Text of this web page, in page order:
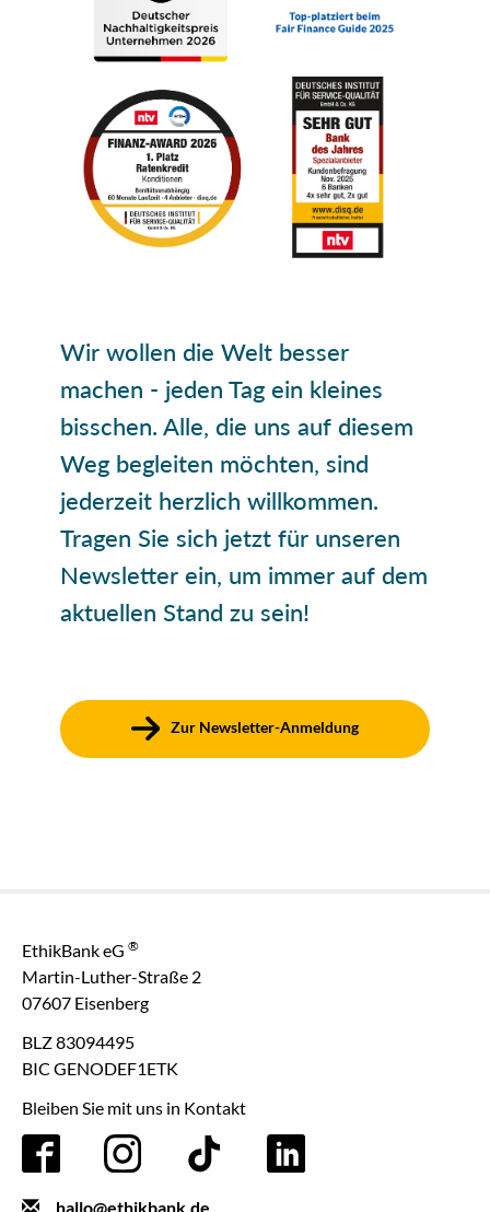
Wir wollen die Welt besser
machen - jeden Tag ein kleines
bisschen. Alle, die uns auf diesem
Weg begleiten möchten, sind
jederzeit herzlich willkommen.
Tragen Sie sich jetzt für unseren
Newsletter ein, um immer auf dem
aktuellen Stand zu sein!
Zur Newsletter-Anmeldung
EthikBank eG ®
Martin-Luther-Straße 2
07607 Eisenberg
BLZ 83094495
BIC GENODEF1ETK
Bleiben Sie mit uns in Kontakt
hallo@ethikbank.de